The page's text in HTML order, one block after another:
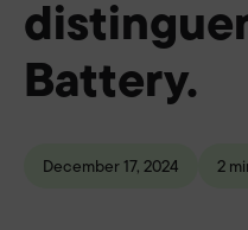
Battery.
December 17, 2024 2